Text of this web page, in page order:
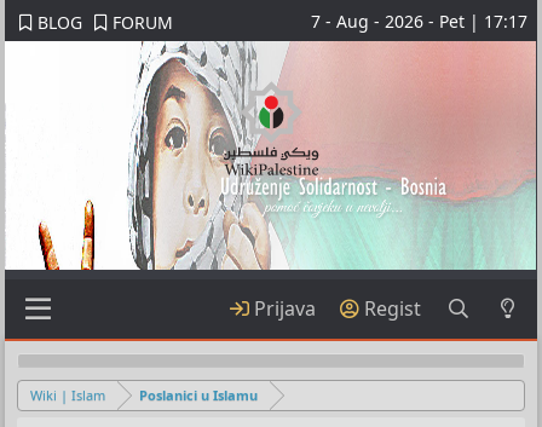
BLOG FORUM 7 - Aug - 2026 - Pet | 17:17
Prijava Regist
Wiki | Islam Poslanici u Islamu